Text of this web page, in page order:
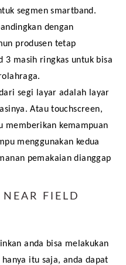
segmen smartband.
dengan
produsen tetap
3 masih ringkas untuk bisa
segi layar adalah layar
Atau touchscreen,
memberikan kemampuan
menggunakan kedua
pemakaian dianggap
FIELD
anda bisa melakukan
itu saja, anda dapat